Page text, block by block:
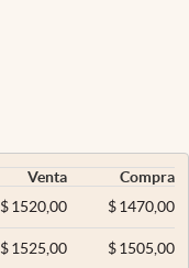
Venta
Compra
$ 1520,00 $1470,00
$ 1525,00 $1505,00